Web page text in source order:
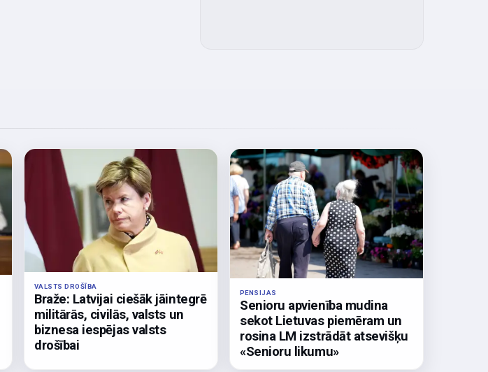
VALSTS DROŠĪBA
Braže: Latvijai ciešāk jāintegrē
militārās, civilās, valsts un
biznesa iespējas valsts
drošībai
PENSIJAS
Senioru apvienība mudina
sekot Lietuvas piemēram un
rosina LM izstrādāt atsevišķu
«Senioru likumu»